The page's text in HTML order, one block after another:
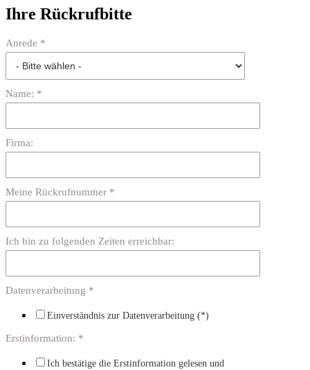
Ihre Rückrufbitte
Anrede *
Name: *
Firma:
Meine Rückrufnummer *
Ich bin zu folgenden Zeiten erreichbar:
Datenverarbeitung *
Einverständnis zur Datenverarbeitung (*)
Erstinformation: *
Ich bestätige die Erstinformation gelesen und